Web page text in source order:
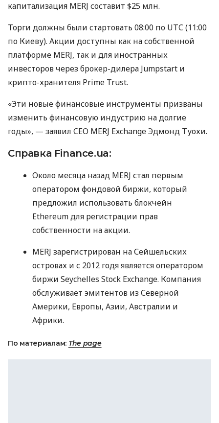
капитализация MERJ составит $25 млн.
Торги должны были стартовать 08:00 по UTC (11:00
по Киеву). Акции доступны как на собственной
платформе MERJ, так и для иностранных
инвесторов через брокер-дилера Jumpstart и
крипто-хранителя Prime Trust.
«Эти новые финансовые инструменты призваны
изменить финансовую индустрию на долгие
годы», — заявил CEO MERJ Exchange Эдмонд Туохи.
Справка Finance.ua:
Около месяца назад MERJ стал первым
оператором фондовой биржи, который
предложил использовать блокчейн
Ethereum для регистрации прав
собственности на акции.
MERJ зарегистрирован на Сейшельских
островах и с 2012 годя является оператором
биржи Seychelles Stock Exchange. Компания
обслуживает эмитентов из Северной
Америки, Европы, Азии, Австралии и
Африки.
По материалам: The page